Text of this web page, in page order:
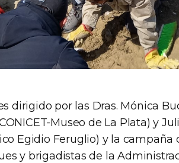
dirigido por las Dras. Mónica
Museo de La Plata) y
Egidio Feruglio) y la
y brigadistas de la